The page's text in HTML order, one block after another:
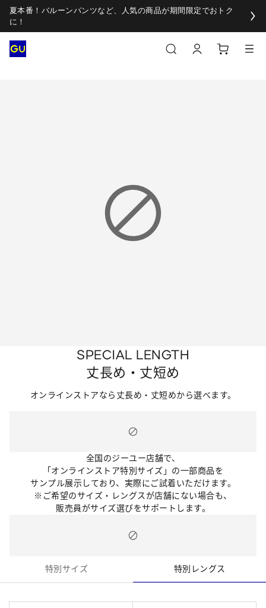
夏本番！バルーンパンツなど、人気の商品が期間限定でおトク
に！
SPECIAL LENGTH
丈長め・丈短め
オンラインストアなら丈長め・丈短めから選べます。
全国のジーユー店舗で、
「オンラインストア特別サイズ」の一部商品を
サンプル展示しており、実際にご試着いただけます。
※ご希望のサイズ・レングスが店舗にない場合も、
販売員がサイズ選びをサポートします。
特別サイズ 特別レングス